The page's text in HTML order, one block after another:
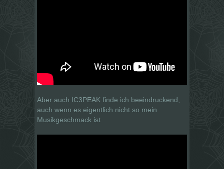
Aber auch IC3PEAK finde ich beeindruckend,
auch wenn es eigentlich nicht so mein
Musikgeschmack ist